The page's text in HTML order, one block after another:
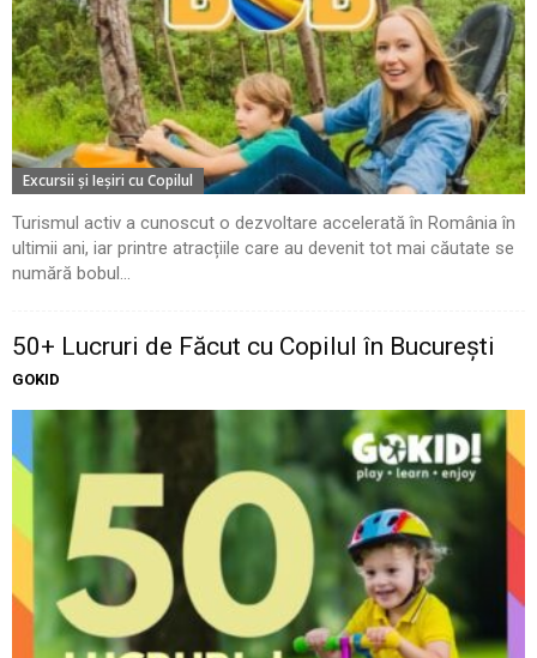
Excursii şi Ieşiri cu Copilul
Turismul activ a cunoscut o dezvoltare accelerată în România în
ultimii ani, iar printre atracțiile care au devenit tot mai căutate se
numără bobul...
50+ Lucruri de Făcut cu Copilul în București
GOKID